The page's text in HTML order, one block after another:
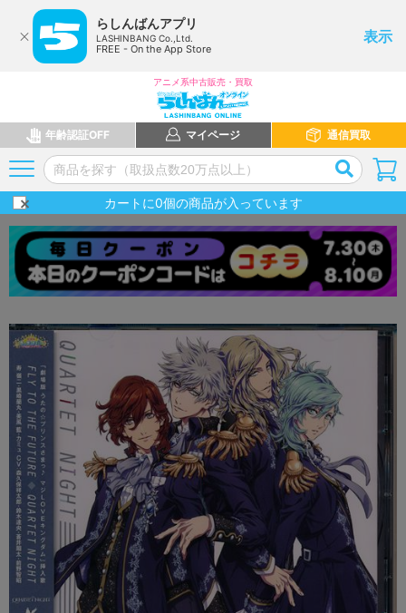
らしんばんアプリ
LASHINBANG Co.,Ltd.
FREE - On the App Store
表示
アニメ系中古販売・買取
年齢認証OFF マイページ 通信買取
カートに0個の商品が入っています